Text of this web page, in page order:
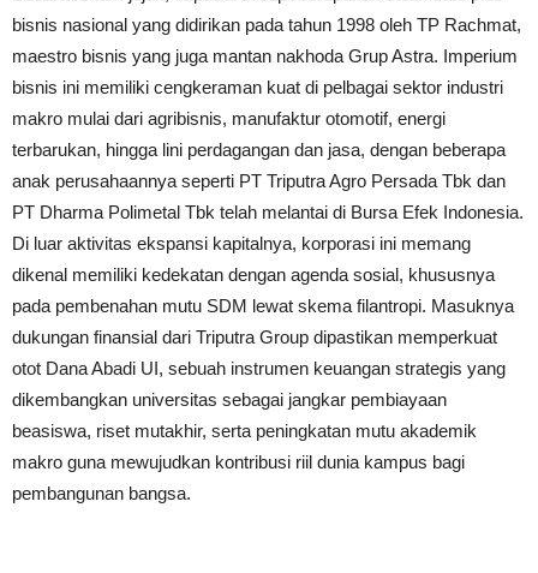
bisnis nasional yang didirikan pada tahun 1998 oleh TP Rachmat,
maestro bisnis yang juga mantan nakhoda Grup Astra. Imperium
bisnis ini memiliki cengkeraman kuat di pelbagai sektor industri
makro mulai dari agribisnis, manufaktur otomotif, energi
terbarukan, hingga lini perdagangan dan jasa, dengan beberapa
anak perusahaannya seperti PT Triputra Agro Persada Tbk dan
PT Dharma Polimetal Tbk telah melantai di Bursa Efek Indonesia.
Di luar aktivitas ekspansi kapitalnya, korporasi ini memang
dikenal memiliki kedekatan dengan agenda sosial, khususnya
pada pembenahan mutu SDM lewat skema filantropi. Masuknya
dukungan finansial dari Triputra Group dipastikan memperkuat
otot Dana Abadi UI, sebuah instrumen keuangan strategis yang
dikembangkan universitas sebagai jangkar pembiayaan
beasiswa, riset mutakhir, serta peningkatan mutu akademik
makro guna mewujudkan kontribusi riil dunia kampus bagi
pembangunan bangsa.